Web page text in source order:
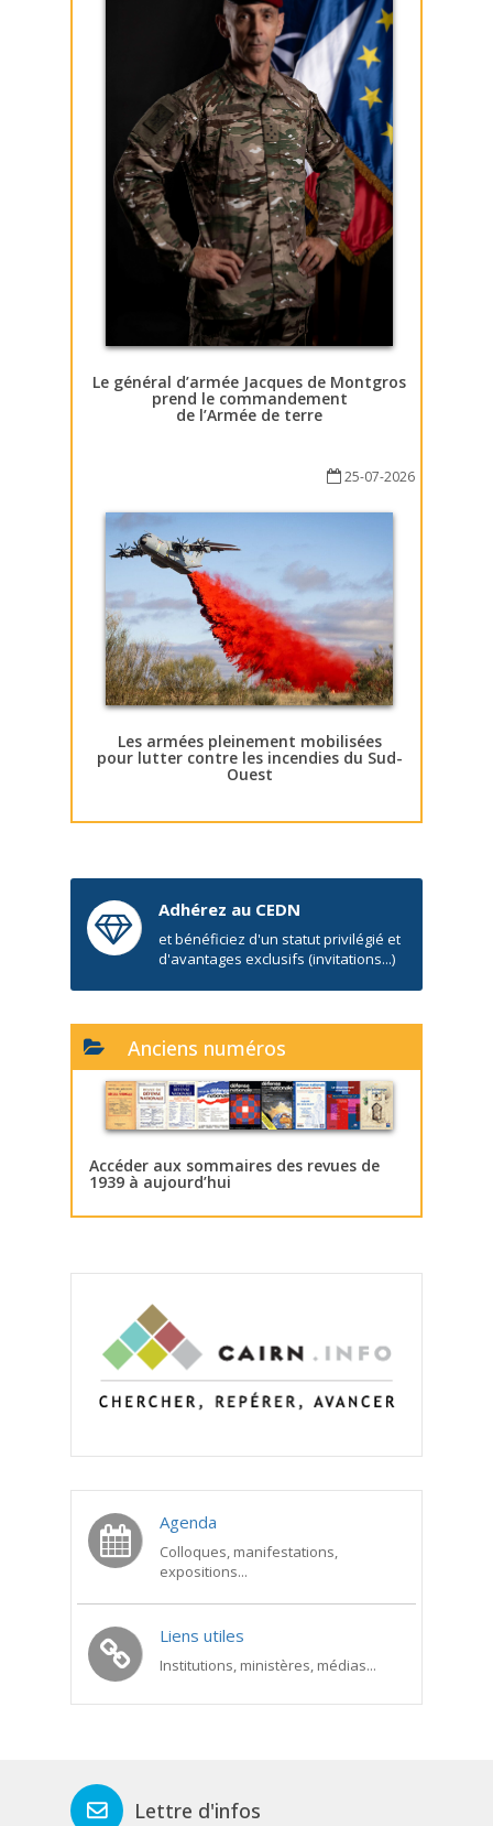
Le général d’armée Jacques de Montgros
prend le commandement
de l’Armée de terre
25-07-2026
Les armées pleinement mobilisées
pour lutter contre les incendies du Sud-
Ouest
Adhérez au CEDN
et bénéficiez d'un statut privilégié et
d'avantages exclusifs (invitations...)
Anciens numéros
Accéder aux sommaires des revues de
1939 à aujourd’hui
Agenda
Colloques, manifestations,
expositions...
Liens utiles
Institutions, ministères, médias...
Lettre d'infos